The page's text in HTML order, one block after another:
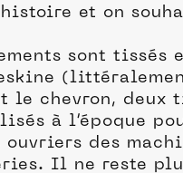
et on
sont tissés
le chevron, deux
à l’époque
ouvriers des
Il ne reste